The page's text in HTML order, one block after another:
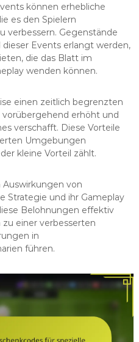
können erhebliche
es den Spielern
verbessern. Gegenstände
Events erlangt werden,
die das Blatt im
wenden können.
einen zeitlich begrenzten
erhöht und
verschafft. Diese Vorteile
Umgebungen
kleine Vorteil zählt.
von
Strategie und ihr Gameplay
Belohnungen effektiv
einer verbesserten
in
führen.